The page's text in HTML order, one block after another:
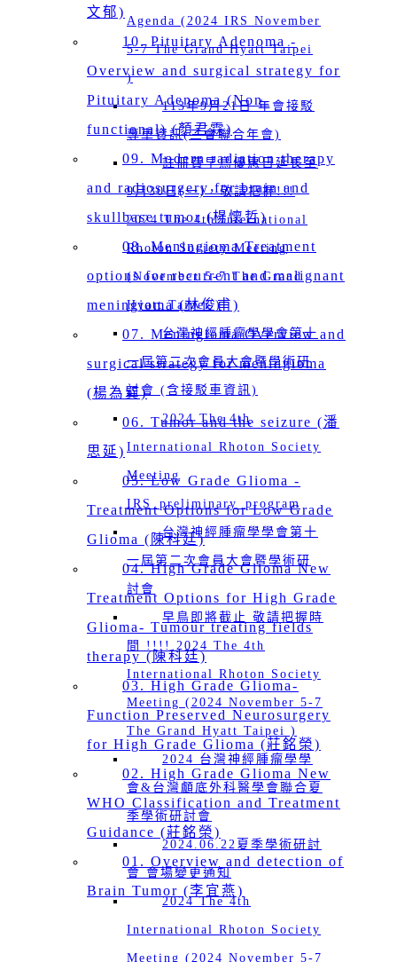
Agenda (2024 IRS November
5-7 The Grand Hyatt Taipei
)
113年9月21日 年會接駁
專車資訊(三會聯合年會)
註冊費早鳥優惠日延長至
9月30日(一)，敬請把握!!!
2024 The 4th International
Rhoton Society Meeting
(November 5-7 The Grand
Hyatt Taipei )
台灣神經腫瘤學學會第十
一屆第二次會員大會暨學術研
討會 (含接駁車資訊)
2024 The 4th
International Rhoton Society
Meeting
IRS_preliminary_program
台灣神經腫瘤學學會第十
一屆第二次會員大會暨學術研
討會
早鳥即將截止 敬請把握時
間 !!!! 2024 The 4th
International Rhoton Society
Meeting (2024 November 5-7
The Grand Hyatt Taipei )
2024 台灣神經腫瘤學學
會&台灣顱底外科醫學會聯合夏
季學術研討會
2024.06.22夏季學術研討
會 會場變更通知
2024 The 4th
International Rhoton Society
Meeting (2024 November 5-7
文郁)
10. Pituitary Adenoma -
Overview and surgical strategy for
Pituitary Adenoma (Non-
functional) (顏君霖)
09. Modern radiation therapy
and radiosurgery for brain and
skullbase tumor (楊懷哲)
08. Meningioma Treatment
options for recurrent and malignant
meningioma (林俊甫)
07. Meningioma Overview and
surgical strategy for meningioma
(楊為巽)
06. Tumor and the seizure (潘
思延)
05. Low Grade Glioma -
Treatment Options for Low Grade
Glioma (陳科廷)
04. High Grade Glioma New
Treatment Options for High Grade
Glioma- Tumour treating fields
therapy (陳科廷)
03. High Grade Glioma-
Function Preserved Neurosurgery
for High Grade Glioma (莊銘榮)
02. High Grade Glioma New
WHO Classification and Treatment
Guidance (莊銘榮)
01. Overview and detection of
Brain Tumor (李宜燕)